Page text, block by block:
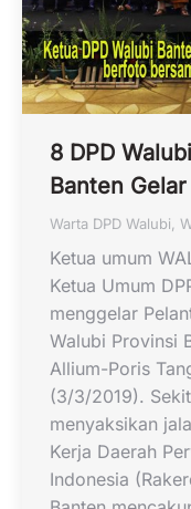
8 DPD
Banten
Warta DPD Walubi
Ketua umum
Ketua Umum
menggelar
Walubi Provinsi
Allium-Poris
(3/3/2019).
menyaksikan
Kerja Daerah
Indonesia